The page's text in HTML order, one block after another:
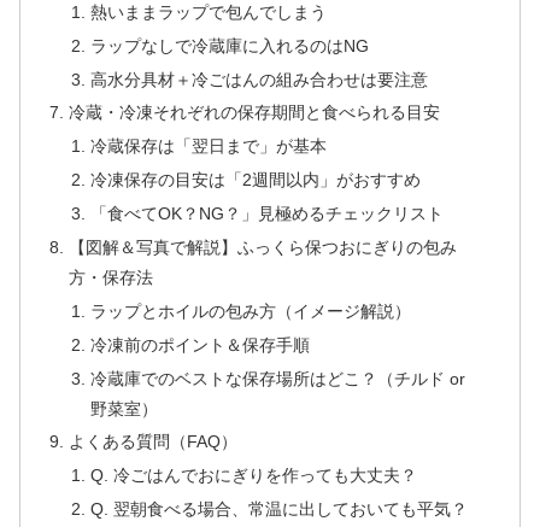
熱いままラップで包んでしまう
ラップなしで冷蔵庫に入れるのはNG
高水分具材＋冷ごはんの組み合わせは要注意
冷蔵・冷凍それぞれの保存期間と食べられる目安
冷蔵保存は「翌日まで」が基本
冷凍保存の目安は「2週間以内」がおすすめ
「食べてOK？NG？」見極めるチェックリスト
【図解＆写真で解説】ふっくら保つおにぎりの包み
方・保存法
ラップとホイルの包み方（イメージ解説）
冷凍前のポイント＆保存手順
冷蔵庫でのベストな保存場所はどこ？（チルド or
野菜室）
よくある質問（FAQ）
Q. 冷ごはんでおにぎりを作っても大丈夫？
Q. 翌朝食べる場合、常温に出しておいても平気？